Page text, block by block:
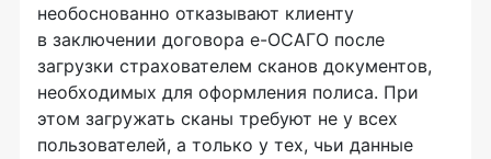
необоснованно отказывают клиенту
в заключении договора е-ОСАГО после
загрузки страхователем сканов документов,
необходимых для оформления полиса. При
этом загружать сканы требуют не у всех
пользователей, а только у тех, чьи данные